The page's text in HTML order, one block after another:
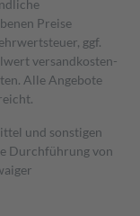
Preise
ggf.
versand­kosten­
Alle Angebote
und sonstigen
Durchführung von